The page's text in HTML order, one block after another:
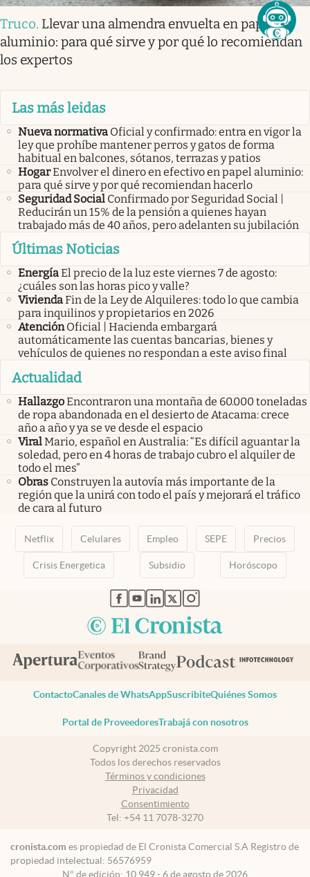
Truco. Llevar una almendra envuelta en papel
aluminio: para qué sirve y por qué lo recomiendan
los expertos
Las más leidas
Nueva normativa Oficial y confirmado: entra en vigor la
ley que prohíbe mantener perros y gatos de forma
habitual en balcones, sótanos, terrazas y patios
HogarEnvolver el dinero en efectivo en papel aluminio:
para qué sirve y por qué recomiendan hacerlo
Seguridad Social Confirmado por Seguridad Social |
Reducirán un 15% de la pensión a quienes hayan
trabajado más de 40 años, pero adelanten su jubilación
Últimas Noticias
EnergíaEl precio de la luz este viernes 7 de agosto:
¿cuáles son las horas pico y valle?
ViviendaFin de la Ley de Alquileres: todo lo que cambia
para inquilinos y propietarios en 2026
Atención Oficial | Hacienda embargará
automáticamente las cuentas bancarias, bienes y
vehículos de quienes no respondan a este aviso final
Actualidad
HallazgoEncontraron una montaña de 60.000 toneladas
de ropa abandonada en el desierto de Atacama: crece
año a año y ya se ve desde el espacio
ViralMario, español en Australia: “Es difícil aguantar la
soledad, pero en 4 horas de trabajo cubro el alquiler de
todo el mes”
Obras Construyen la autovía más importante de la
región que la unirá con todo el país y mejorará el tráfico
de cara al futuro
Netflix Celulares Empleo SEPE Precios
Crisis Energetica Subsidio Horóscopo
abre en nueva pestaña
abre en nueva pestaña
abre en nueva pestaña
abre en nueva pestaña
abre en nueva pestaña
ContactoCanales de WhatsAppSuscribiteQuiénes Somos
Portal de ProveedoresTrabajá con nosotros
Copyright 2025 cronista.com
Todos los derechos reservados
Términos y condiciones
Privacidad
Consentimiento
Tel: +54 11 7078-3270
cronista.com es propiedad de El Cronista Comercial S.A Registro de
propiedad intelectual: 56576959
N° de edición: 10.949 - 6 de agosto de 2026